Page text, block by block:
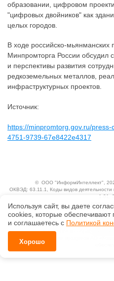
образовании, цифровом
"цифровых двойников" как
целых городов.
В ходе российско-мьянманских
Минпромторга России обсудил
и перспективы развития
редкоземельных металлов,
инфраструктурных проектов.
Источник:
https://minpromtorg.gov.ru/
4751-9739-67e8422e4317
© ООО "ИнформИнтеллект",
ОКВЭД: 63.11.1, Коды видов
1.01,
Исключительные авторские и
Положение по обработке и
Справка о регистрации продуктов АО
Используя сайт, вы даете
сооkiеs, которые обеспечивают
и соглашаетесь с Политикой
Хорошо